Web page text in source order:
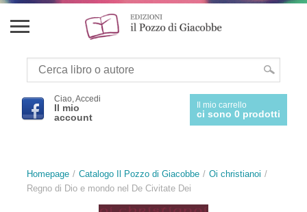
Ciao, Accedi
Il mio
account
Il mio carrello
ci sono 0 prodotti
Homepage Catalogo Il Pozzo di Giacobbe
Oi christianoi
Regno di Dio e mondo nel De Civitate Dei